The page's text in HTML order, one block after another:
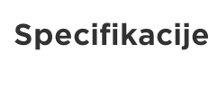
Specifikacije